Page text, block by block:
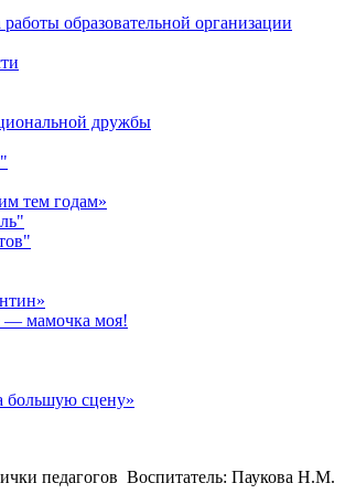
образовательной организации
дружбы
тем годам»
— мамочка моя!
большую сцену»
педагогов Воспитатель: Паукова Н.М.